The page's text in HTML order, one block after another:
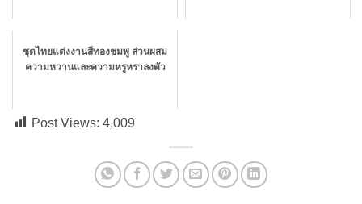
ชุดไทยแต่งงานสีทองชมพู ส่วนผสม
ความหวานและความหรูหราลงตัว
Post Views: 4,009